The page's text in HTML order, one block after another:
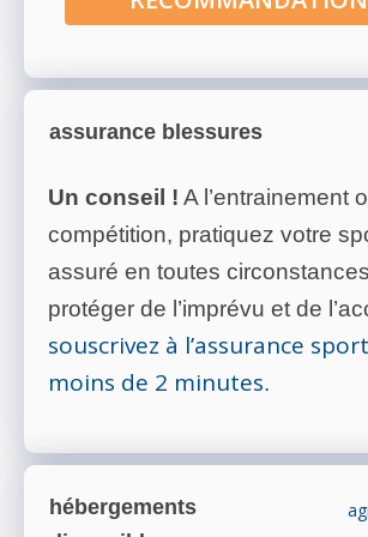
assurance blessures
Un conseil ! A l’entrainement
compétition, pratiquez votre
assuré en toutes
protéger de l’imprévu et de
souscrivez à l’assurance
moins de 2 minutes.
hébergements